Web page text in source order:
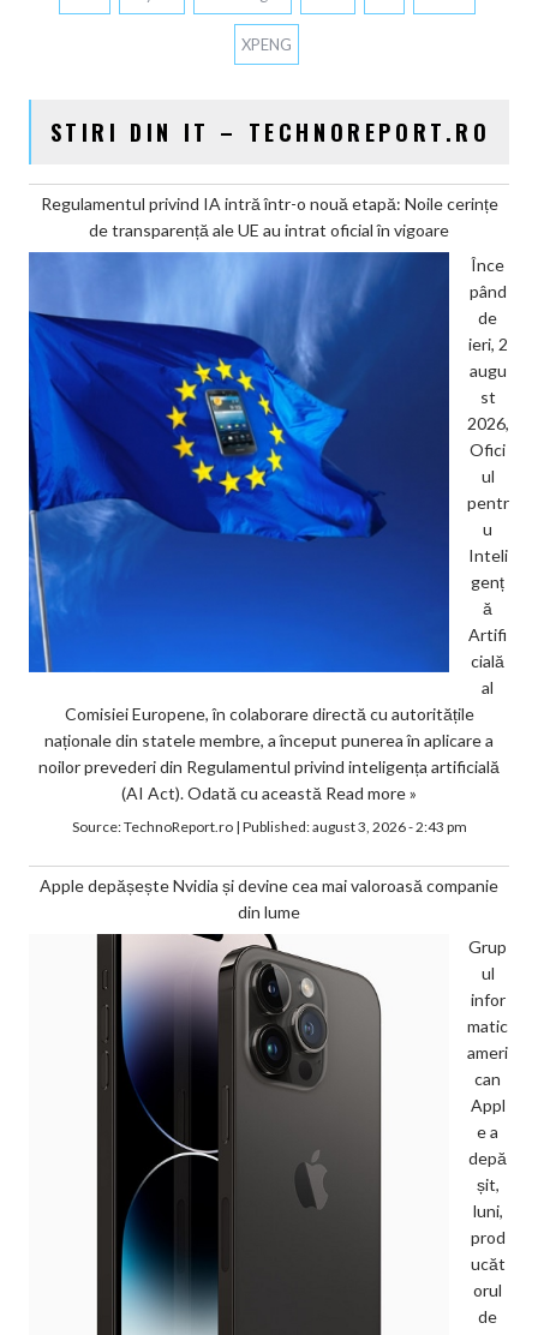
XPENG
STIRI DIN IT – TECHNOREPORT.RO
Regulamentul privind IA intră într-o nouă etapă: Noile cerințe
de transparență ale UE au intrat oficial în vigoare
Înce
pând
de
ieri, 2
augu
st
2026,
Ofici
ul
pentr
u
Inteli
genț
ă
Artifi
cială
al
Comisiei Europene, în colaborare directă cu autoritățile
naționale din statele membre, a început punerea în aplicare a
noilor prevederi din Regulamentul privind inteligența artificială
(AI Act). Odată cu această Read more »
Source:TechnoReport.ro| Published:august 3, 2026 - 2:43 pm
Apple depășește Nvidia și devine cea mai valoroasă companie
din lume
Grup
ul
infor
matic
ameri
can
Appl
e a
depă
șit,
luni,
prod
ucăt
orul
de